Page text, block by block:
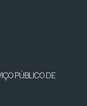
PÚBLICO DE